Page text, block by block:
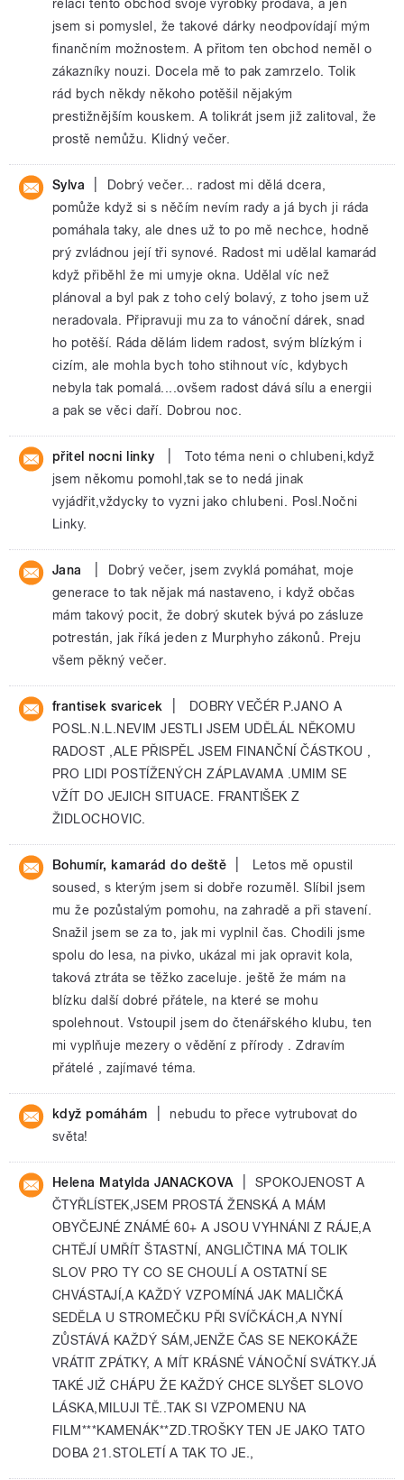
relaci tento obchod svoje výrobky prodává, a jen
jsem si pomyslel, že takové dárky neodpovídají mým
finančním možnostem. A přitom ten obchod neměl o
zákazníky nouzi. Docela mě to pak zamrzelo. Tolik
rád bych někdy někoho potěšil nějakým
prestižnějším kouskem. A tolikrát jsem již zalitoval, že
prostě nemůžu. Klidný večer.
Sylva
Dobrý večer... radost mi dělá dcera,
pomůže když si s něčím nevím rady a já bych ji ráda
pomáhala taky, ale dnes už to po mě nechce, hodně
prý zvládnou její tři synové. Radost mi udělal kamarád
když přiběhl že mi umyje okna. Udělal víc než
plánoval a byl pak z toho celý bolavý, z toho jsem už
neradovala. Připravuji mu za to vánoční dárek, snad
ho potěší. Ráda dělám lidem radost, svým blízkým i
cizím, ale mohla bych toho stihnout víc, kdybych
nebyla tak pomalá....ovšem radost dává sílu a energii
a pak se věci daří. Dobrou noc.
přitel nocni linky
Toto téma neni o chlubeni,když
jsem někomu pomohl,tak se to nedá jinak
vyjádřit,vždycky to vyzni jako chlubeni. Posl.Nočni
Linky.
Jana
Dobrý večer, jsem zvyklá pomáhat, moje
generace to tak nějak má nastaveno, i když občas
mám takový pocit, že dobrý skutek bývá po zásluze
potrestán, jak říká jeden z Murphyho zákonů. Preju
všem pěkný večer.
frantisek svaricek
DOBRY VEČÉR P.JANO A
POSL.N.L.NEVIM JESTLI JSEM UDĚLÁL NĚKOMU
RADOST ,ALE PŘISPĚL JSEM FINANČNÍ ČÁSTKOU ,
PRO LIDI POSTÍŽENÝCH ZÁPLAVAMA .UMIM SE
VŽÍT DO JEJICH SITUACE. FRANTIŠEK Z
ŽIDLOCHOVIC.
Bohumír, kamarád do deště
Letos mě opustil
soused, s kterým jsem si dobře rozuměl. Slíbil jsem
mu že pozůstalým pomohu, na zahradě a při stavení.
Snažil jsem se za to, jak mi vyplnil čas. Chodili jsme
spolu do lesa, na pivko, ukázal mi jak opravit kola,
taková ztráta se těžko zaceluje. ještě že mám na
blízku další dobré přátele, na které se mohu
spolehnout. Vstoupil jsem do čtenářského klubu, ten
mi vyplňuje mezery o vědění z přírody . Zdravím
přátelé , zajímavé téma.
když pomáhám
nebudu to přece vytrubovat do
světa!
Helena Matylda JANACKOVA
SPOKOJENOST A
ČTYŘLÍSTEK,JSEM PROSTÁ ŽENSKÁ A MÁM
OBYČEJNÉ ZNÁMÉ 60+ A JSOU VYHNÁNI Z RÁJE,A
CHTĚJÍ UMŘÍT ŠTASTNÍ, ANGLIČTINA MÁ TOLIK
SLOV PRO TY CO SE CHOULÍ A OSTATNÍ SE
CHVÁSTAJÍ,A KAŽDÝ VZPOMÍNÁ JAK MALIČKÁ
SEDĚLA U STROMEČKU PŘI SVÍČKÁCH,A NYNÍ
ZŮSTÁVÁ KAŽDÝ SÁM,JENŽE ČAS SE NEKOKÁŽE
VRÁTIT ZPÁTKY, A MÍT KRÁSNÉ VÁNOČNÍ SVÁTKY.JÁ
TAKÉ JIŽ CHÁPU ŽE KAŽDÝ CHCE SLYŠET SLOVO
LÁSKA,MILUJI TĚ..TAK SI VZPOMENU NA
FILM***KAMENÁK**ZD.TROŠKY TEN JE JAKO TATO
DOBA 21.STOLETÍ A TAK TO JE.,